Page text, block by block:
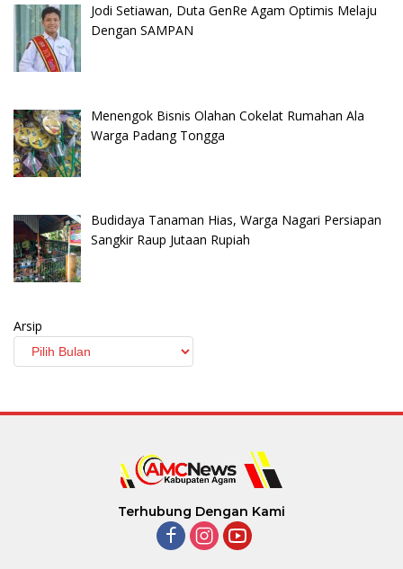
Jodi Setiawan, Duta GenRe Agam Optimis Melaju
Dengan SAMPAN
Menengok Bisnis Olahan Cokelat Rumahan Ala
Warga Padang Tongga
Budidaya Tanaman Hias, Warga Nagari Persiapan
Sangkir Raup Jutaan Rupiah
Arsip
Terhubung Dengan Kami